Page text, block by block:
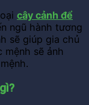
cây cảnh để
ngũ hành tương
sẽ giúp gia chủ
sẽ ảnh